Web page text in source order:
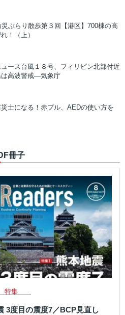
ぶらり散歩第３回【港区】700棟の高
！（上）
ース台風１８号、フィリピン北部付近
は高波警戒―気象庁
士になる！ 赤プル、AEDの使い方を
冊子
特集
3度目の震度7／BCP見直し